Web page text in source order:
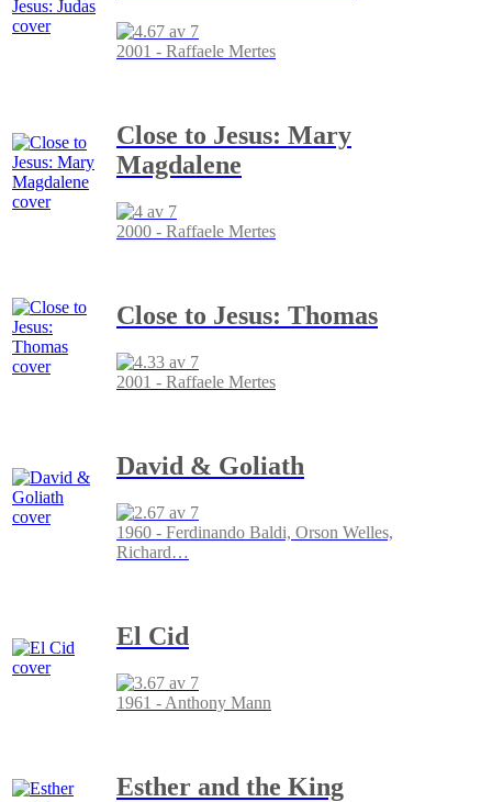
2001 - Raffaele Mertes
Close to Jesus: Mary
Magdalene
2000 - Raffaele Mertes
Close to Jesus: Thomas
2001 - Raffaele Mertes
David & Goliath
1960 - Ferdinando Baldi, Orson Welles,
Richard…
El Cid
1961 - Anthony Mann
Esther and the King